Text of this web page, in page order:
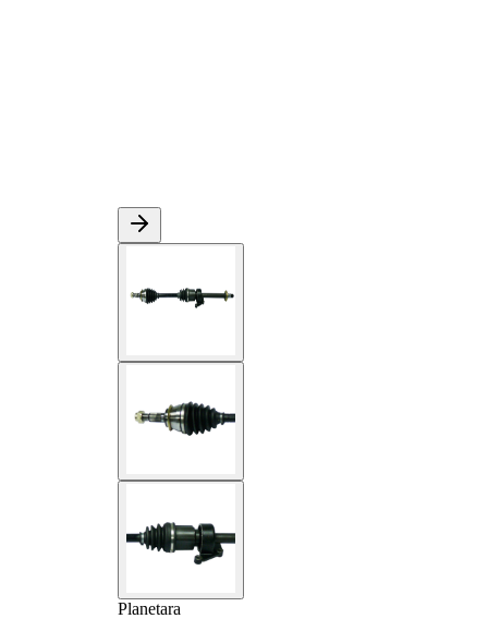
Planetara